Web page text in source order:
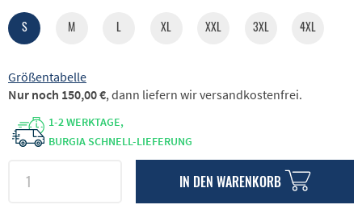
S M L XL XXL 3XL 4XL
Größentabelle
1-2 WERKTAGE,
BURGIA SCHNELL-LIEFERUNG
IN DEN WARENKORB
Nur noch 150,00 €, dann liefern wir versandkostenfrei.